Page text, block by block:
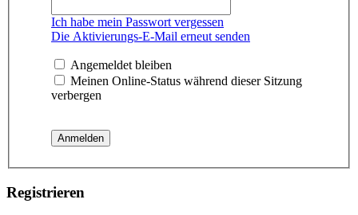
Ich habe mein Passwort vergessen
Die Aktivierungs-E-Mail erneut senden
Angemeldet bleiben
Meinen Online-Status während dieser Sitzung
verbergen
Registrieren